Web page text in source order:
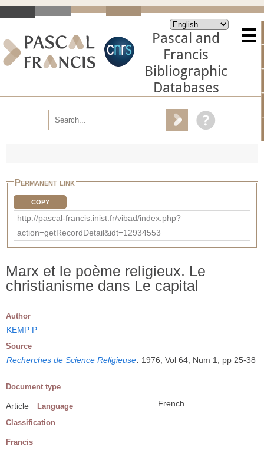
Pascal and
Francis
Bibliographic
Databases
Permanent link
COPY
http://pascal-francis.inist.fr/vibad/index.php?
action=getRecordDetail&idt=12934553
Marx et le poème religieux. Le
christianisme dans Le capital
Author
KEMP P
Source
Recherches de Science Religieuse 1976, Vol 64, Num 1, pp 25-38
Document type
Article Language French
Classification
Francis